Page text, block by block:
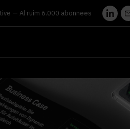
— Al ruim 6.000 abonnees